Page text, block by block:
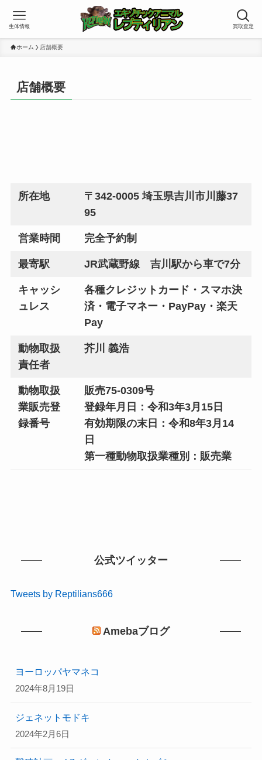
買取査定
生体情報
ホーム 店舗概要
店舗概要
所在地
〒342-0005 埼玉県吉川市川藤37
95
営業時間 完全予約制
最寄駅 JR武蔵野線 吉川駅から車で7分
キャッシ
ュレス
各種クレジットカード・スマホ決
済・電子マネー・PayPay・楽天
Pay
動物取扱
責任者
芥川 義浩
動物取扱
業販売登
録番号
販売75-0309号
登録年月日：令和3年3月15日
有効期限の末日：令和8年3月14
日
第一種動物取扱業種別：販売業
公式ツイッター
Tweets by Reptilians666
Amebaブログ
ヨーロッパヤマネコ
2024年8月19日
ジェネットモドキ
2024年2月6日